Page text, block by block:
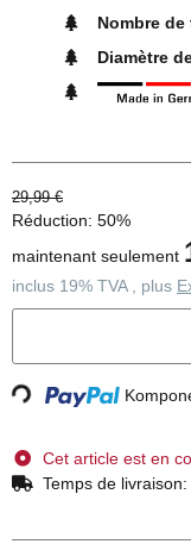
Nombre
Diamètre
29,99 €
Réduction: 50%
maintenant seulement
inclus 19% TVA , plus
Loading...
Cet article est en
Temps de livraison: